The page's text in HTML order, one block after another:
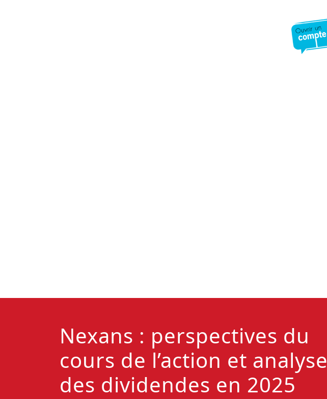
Nexans : perspectives du
cours de l’action et analyse
des dividendes en 2025